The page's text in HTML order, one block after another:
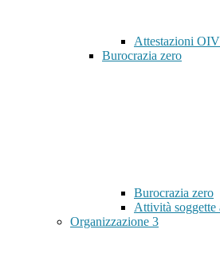
Attestazioni
Burocrazia zero
Burocrazia zero
Attività soggette
Organizzazione 3